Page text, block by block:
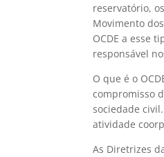
reservatório,
Movimento
OCDE a esse
responsável
O que é o
compromisso
sociedade
atividade
As Diretrizes